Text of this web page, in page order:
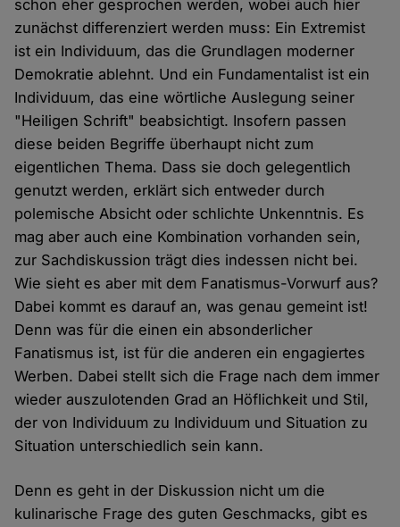
schon eher gesprochen werden, wobei auch hier
zunächst differenziert werden muss: Ein Extremist
ist ein Individuum, das die Grundlagen moderner
Demokratie ablehnt. Und ein Fundamentalist ist ein
Individuum, das eine wörtliche Auslegung seiner
"Heiligen Schrift" beabsichtigt. Insofern passen
diese beiden Begriffe überhaupt nicht zum
eigentlichen Thema. Dass sie doch gelegentlich
genutzt werden, erklärt sich entweder durch
polemische Absicht oder schlichte Unkenntnis. Es
mag aber auch eine Kombination vorhanden sein,
zur Sachdiskussion trägt dies indessen nicht bei.
Wie sieht es aber mit dem Fanatismus-Vorwurf aus?
Dabei kommt es darauf an, was genau gemeint ist!
Denn was für die einen ein absonderlicher
Fanatismus ist, ist für die anderen ein engagiertes
Werben. Dabei stellt sich die Frage nach dem immer
wieder auszulotenden Grad an Höflichkeit und Stil,
der von Individuum zu Individuum und Situation zu
Situation unterschiedlich sein kann.
Denn es geht in der Diskussion nicht um die
kulinarische Frage des guten Geschmacks, gibt es